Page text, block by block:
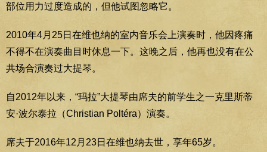
部位用力过度造成的，但他试图忽略它。
2010年4月25日在维也纳的室内音乐会上演奏时，他因疼痛
不得不在演奏曲目时休息一下。这晚之后，他再也没有在公
共场合演奏过大提琴。
自2012年以来，“玛拉”大提琴由席夫的前学生之一克里斯蒂
安·波尔泰拉（Christian Poltéra）演奏。
席夫于2016年12月23日在维也纳去世，享年65岁。